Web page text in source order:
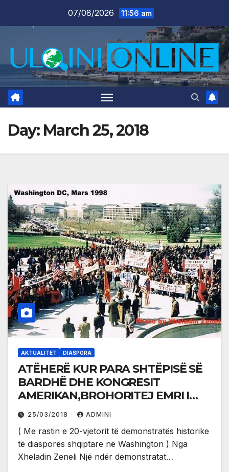
07/08/2026 11:56 am
Day: March 25, 2018
AKTUALITET DIASPORA
ATËHERË KUR PARA SHTËPISË SË
BARDHË DHE KONGRESIT
AMERIKAN,BROHORITEJ EMRI I
KOSOVËS !
25/03/2018 ADMINI
( Me rastin e 20-vjetorit të demonstratës historike
të diasporës shqiptare në Washington ) Nga
Xheladin Zeneli Një ndër demonstratat…